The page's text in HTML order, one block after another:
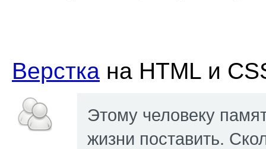
Верстка на HTML и
Этому человеку
жизни поставить.